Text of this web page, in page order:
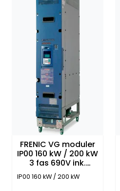
FRENIC VG moduler
IP00 160 kW / 200 kW
3 fas 690V ink.
Rectifier. fuses. EMC
filter
IP00 160 kW / 200 kW